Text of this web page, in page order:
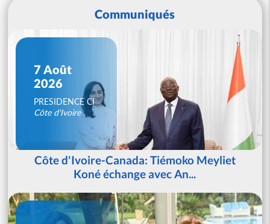
Communiqués
7 Août
2026
PRESIDENCE CI
Côte d'Ivoire
Côte d'Ivoire-Canada: Tiémoko Meyliet
Koné échange avec An...